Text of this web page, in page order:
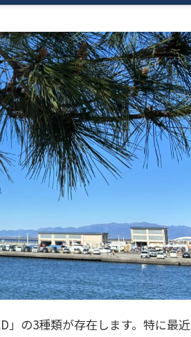
」の3種類が存在します。特に最近